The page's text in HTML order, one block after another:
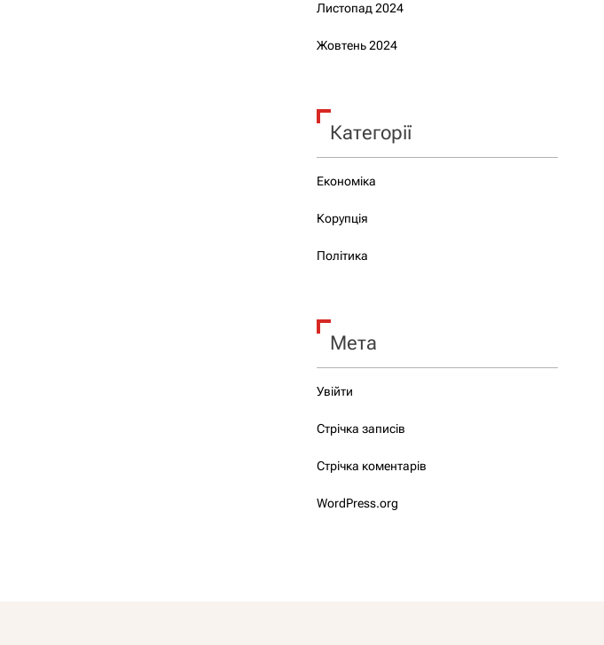
Листопад 2024
Жовтень 2024
Категорії
Економіка
Корупція
Політика
Мета
Увійти
Стрічка записів
Стрічка коментарів
WordPress.org